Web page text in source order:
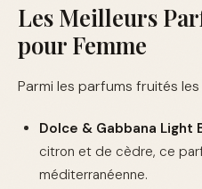
Les Meilleurs
pour Femme
Parmi les parfums fruités
Dolce & Gabbana Light
citron et de cèdre, ce
méditerranéenne.